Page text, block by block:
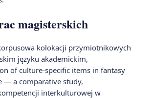
magisterskich
kolokacji przymiotnikowych
języku akademickim,
of culture-specific items in fantasy
— a comparative study,
interkulturowej w